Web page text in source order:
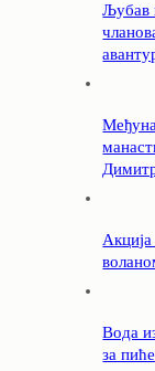
Љубав
Вода
за пиће